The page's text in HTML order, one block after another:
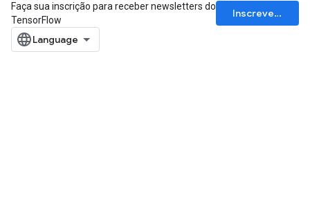
Faça sua inscrição para receber newsletters do
TensorFlow
Inscrever-se